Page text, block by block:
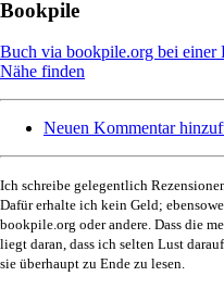
Bookpile
Buch via bookpile.org bei
Nähe finden
Neuen Kommentar
Ich schreibe gelegentlich
Dafür erhalte ich kein Geld;
bookpile.org oder andere. Dass die
liegt daran, dass ich selten Lust
sie überhaupt zu Ende zu lesen.